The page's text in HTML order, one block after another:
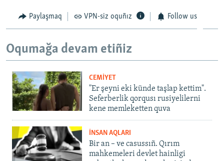
Paylaşmaq VPN-siz oquñız Follow us
Oqumağa devam etiñiz
CEMİYET
"Er şeyni eki künde taşlap kettim".
Seferberlik qorqusı rusiyelilerni
kene memleketten quva
İNSAN AQLARI
Bir an – ve casussıñ. Qırım
mahkemeleri devlet hainligi